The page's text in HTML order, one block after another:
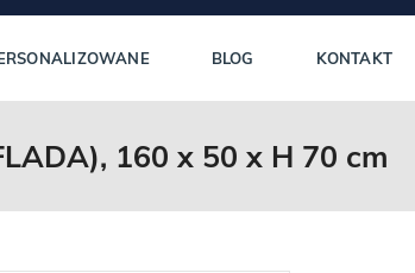
BLOG KONTAKT
160 x 50 x H 70 cm